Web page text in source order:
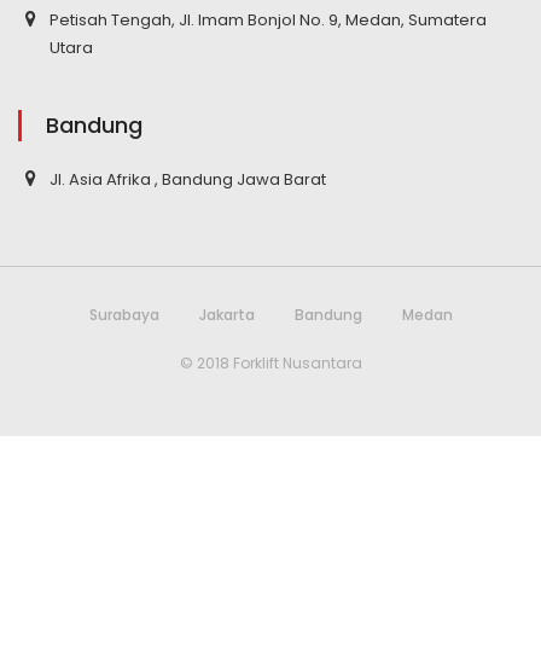
Petisah Tengah, Jl. Imam Bonjol No. 9, Medan, Sumatera
Utara
Bandung
Jl. Asia Afrika , Bandung Jawa Barat
Surabaya Jakarta Bandung Medan
© 2018 Forklift Nusantara